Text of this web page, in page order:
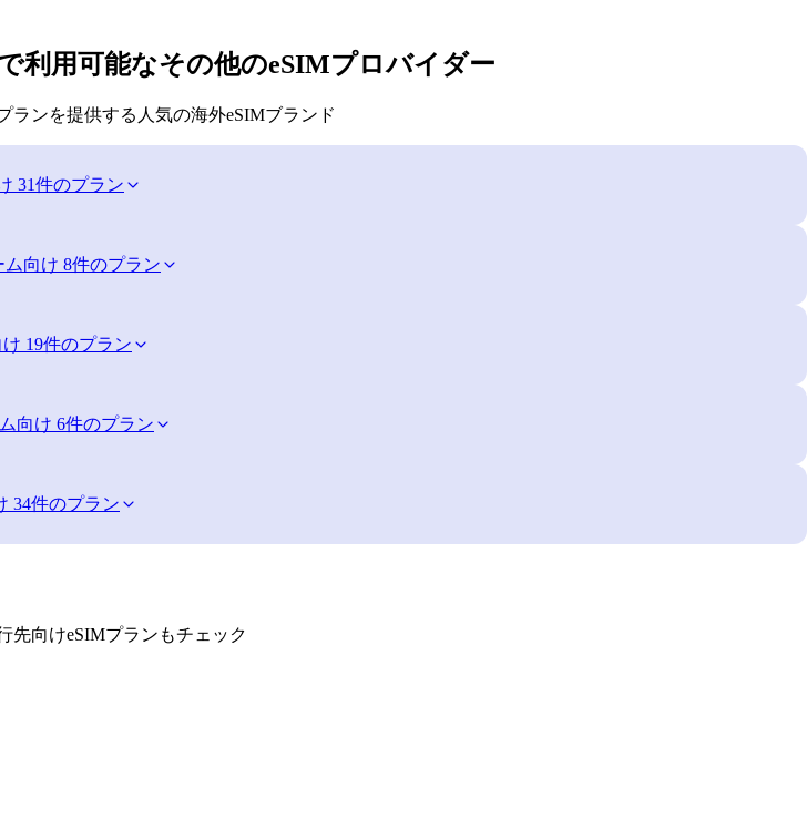
利用可能なその他のeSIMプロバイダー
ランを提供する人気の海外eSIMブランド
31件のプラン
向け 8件のプラン
19件のプラン
向け 6件のプラン
34件のプラン
先向けeSIMプランもチェック